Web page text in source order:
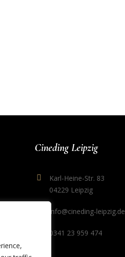
Cineding Leipzig
Karl-Heine-Str. 83
04229 Leipzig
info@cineding-leipzig.de
0341 23 959 474